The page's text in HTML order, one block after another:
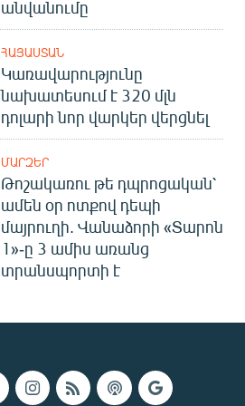
անվանումը
ՀԱՅԱՍՏԱՆ
Կառավարությունը
նախատեսում է 320 մլն
դոլարի նոր վարկեր վերցնել
ՄԱՐԶԵՐ
Թոշակառու թե դպրոցական՝
ամեն օր ոտքով դեպի
մայրուղի. Վանաձորի «Տարոն
1»-ը 3 ամիս առանց
տրանսպորտի է